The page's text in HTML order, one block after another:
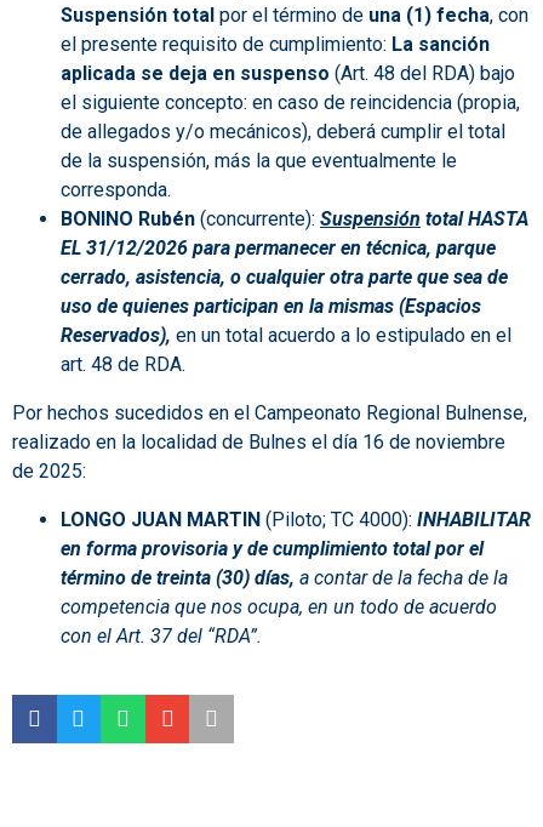
Suspensión total por el término de una (1) fecha, con
el presente requisito de cumplimiento: La sanción
aplicada se deja en suspenso (Art. 48 del RDA) bajo
el siguiente concepto: en caso de reincidencia (propia,
de allegados y/o mecánicos), deberá cumplir el total
de la suspensión, más la que eventualmente le
corresponda.
BONINO Rubén (concurrente): Suspensión total HASTA
EL 31/12/2026 para permanecer en técnica, parque
cerrado, asistencia, o cualquier otra parte que sea de
uso de quienes participan en la mismas (Espacios
Reservados), en un total acuerdo a lo estipulado en el
art. 48 de RDA.
Por hechos sucedidos en el Campeonato Regional Bulnense,
realizado en la localidad de Bulnes el día 16 de noviembre
de 2025:
LONGO JUAN MARTIN (Piloto; TC 4000): INHABILITAR
en forma provisoria y de cumplimiento total por el
término de treinta (30) días, a contar de la fecha de la
competencia que nos ocupa, en un todo de acuerdo
con el Art. 37 del “RDA”.